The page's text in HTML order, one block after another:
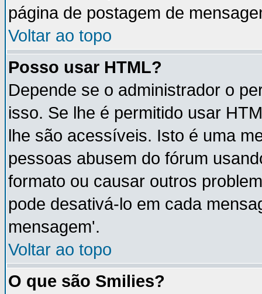
página de postagem de
Voltar ao topo
Posso usar HTML?
Depende se o administrador o
isso. Se lhe é permitido usar
lhe são acessíveis. Isto é uma
pessoas abusem do fórum
formato ou causar outros
pode desativá-lo em cada
mensagem'.
Voltar ao topo
O que são Smilies?